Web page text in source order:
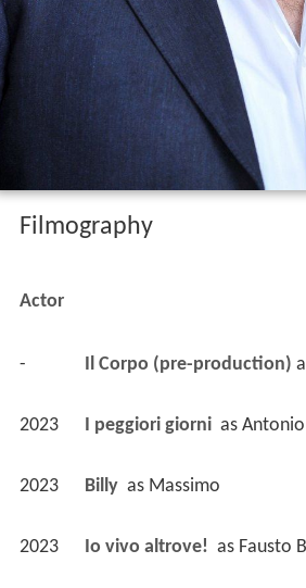
Filmography
Actor
- Il Corpo (pre-production)
2023 I peggiori giorni as
2023 Billy as Massimo
2023 Io vivo altrove! as Fausto